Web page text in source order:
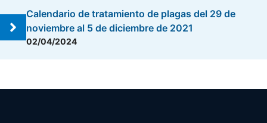
Calendario de tratamiento de plagas del 29 de
noviembre al 5 de diciembre de 2021
02/04/2024